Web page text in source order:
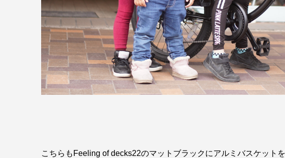
こちらもFeeling of decks22のマットブラックにアルミバスケットを